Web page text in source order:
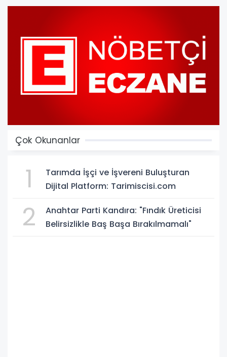
Çok Okunanlar
1
Tarımda İşçi ve İşvereni Buluşturan
Dijital Platform: Tarimiscisi.com
2
Anahtar Parti Kandıra: "Fındık Üreticisi
Belirsizlikle Baş Başa Bırakılmamalı"